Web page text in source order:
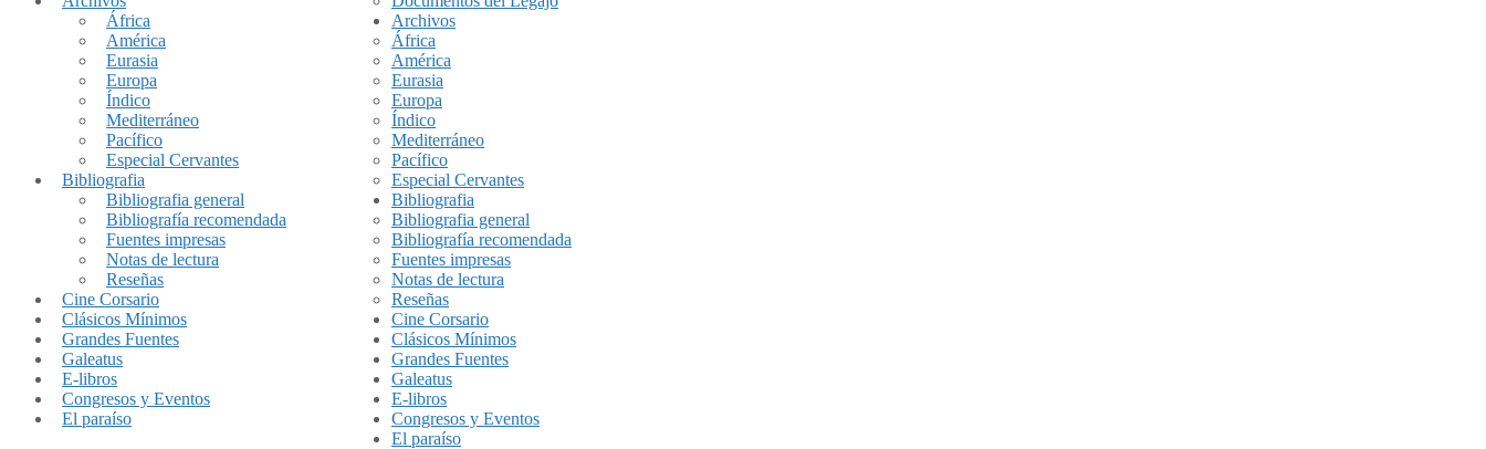
África
América
Eurasia
Europa
Índico
Mediterráneo
Pacífico
Especial Cervantes
Bibliografia
Bibliografia general
Bibliografía recomendada
Fuentes impresas
Notas de lectura
Reseñas
Cine Corsario
Clásicos Mínimos
Grandes Fuentes
Galeatus
E-libros
Congresos y Eventos
El paraíso
Archivos
África
América
Eurasia
Europa
Índico
Mediterráneo
Pacífico
Especial Cervantes
Bibliografia
Bibliografia general
Bibliografía recomendada
Fuentes impresas
Notas de lectura
Reseñas
Cine Corsario
Clásicos Mínimos
Grandes Fuentes
Galeatus
E-libros
Congresos y Eventos
El paraíso